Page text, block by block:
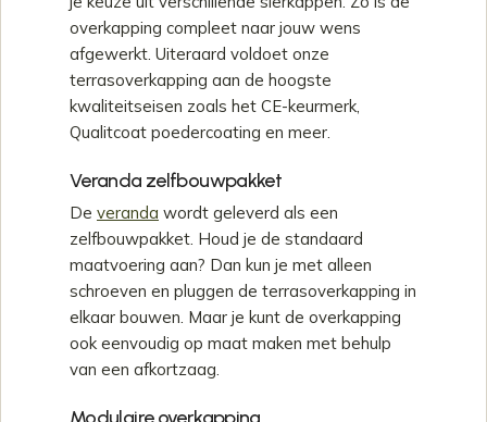
overkapping compleet naar jouw wens
afgewerkt. Uiteraard voldoet onze
terrasoverkapping aan de hoogste
kwaliteitseisen zoals het CE-keurmerk,
Qualitcoat poedercoating en meer.
Veranda zelfbouwpakket
De veranda wordt geleverd als een
zelfbouwpakket. Houd je de standaard
maatvoering aan? Dan kun je met alleen
schroeven en pluggen de terrasoverkapping in
elkaar bouwen. Maar je kunt de overkapping
ook eenvoudig op maat maken met behulp
van een afkortzaag.